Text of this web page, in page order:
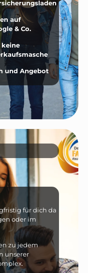
auf
& Co.
keine
und Angebot
für dich da
oder im
zu jedem
unserer